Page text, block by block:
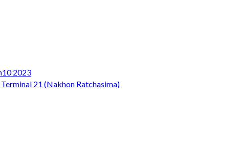
2023
21 (Nakhon Ratchasima)